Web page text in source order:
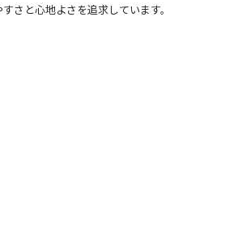
さと心地よさを追求しています。